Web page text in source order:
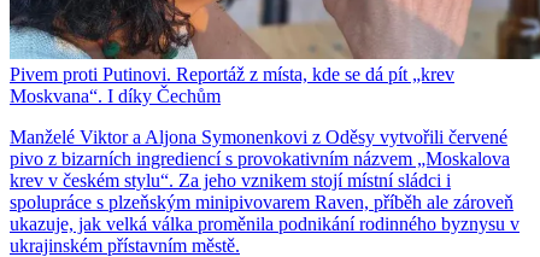
Pivem proti Putinovi. Reportáž z místa, kde se dá pít „krev
Moskvana“. I díky Čechům
Manželé Viktor a Aljona Symonenkovi z Oděsy vytvořili červené
pivo z bizarních ingrediencí s provokativním názvem „Moskalova
krev v českém stylu“. Za jeho vznikem stojí místní sládci i
spolupráce s plzeňským minipivovarem Raven, příběh ale zároveň
ukazuje, jak velká válka proměnila podnikání rodinného byznysu v
ukrajinském přístavním městě.